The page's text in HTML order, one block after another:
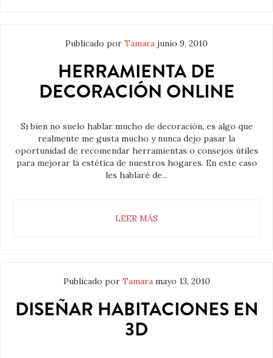
Publicado por Tamara junio 9, 2010
HERRAMIENTA DE
DECORACIÓN ONLINE
Si bien no suelo hablar mucho de decoración, es algo que
realmente me gusta mucho y nunca dejo pasar la
oportunidad de recomendar herramientas o consejos útiles
para mejorar la estética de nuestros hogares. En este caso
les hablaré de...
LEER MÁS
Publicado por Tamara mayo 13, 2010
DISEÑAR HABITACIONES EN
3D